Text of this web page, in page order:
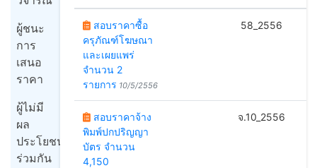
ผู้ชนะ
การ
เสนอ
ราคา
ผู้ไม่มี
ผล
ประโยชน์
ร่วมกัน
สอบราคาซื้อ
ครุภัณฑ์โฆษณา
และเผยแพร่
จำนวน 2
รายการ 10/5/2556
58_2556
สอบราคาจ้าง
พิมพ์ปกปริญญา
บัตร จำนวน
4,150
จ.10_2556